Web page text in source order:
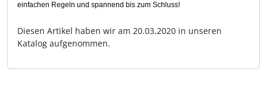
einfachen Regeln und spannend bis zum Schluss!
Diesen Artikel haben wir am 20.03.2020 in unseren
Katalog aufgenommen.